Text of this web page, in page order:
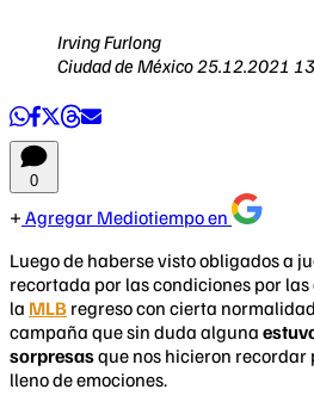
Irving Furlong
Ciudad de México25.12.2021
0
Agregar Mediotiempo en
Luego de haberse visto obligados a
recortada por las condiciones por
la MLB regreso con cierta
campaña que sin duda alguna
sorpresasque nos hicieron recordar
lleno de emociones.